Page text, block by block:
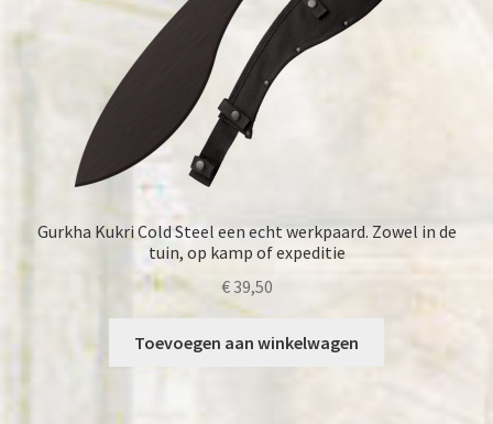
Gurkha Kukri Cold Steel een echt werkpaard. Zowel in de
tuin, op kamp of expeditie
€39,50
Toevoegen aan winkelwagen